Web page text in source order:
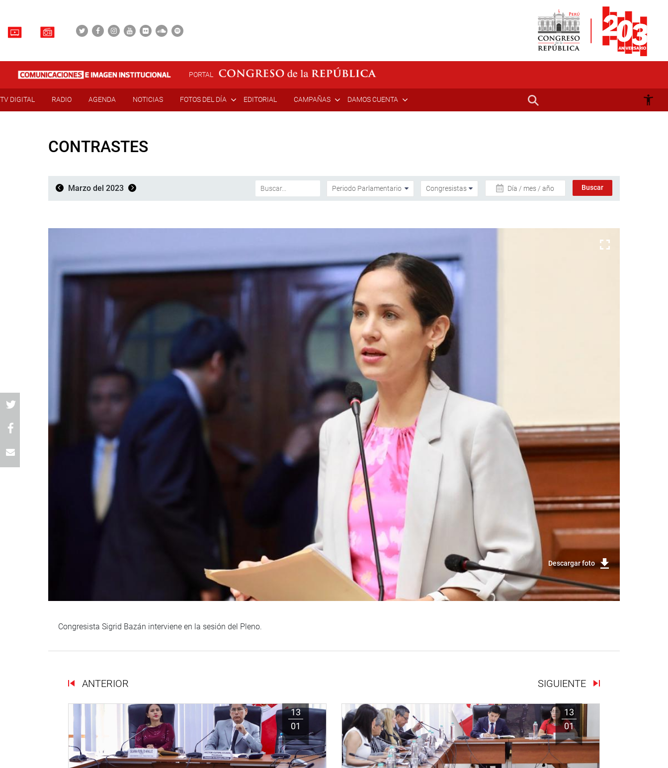
PORTAL
TV DIGITAL RADIO AGENDA NOTICIAS FOTOS DEL DÍA EDITORIAL CAMPAÑAS DAMOS CUENTA
CONTRASTES
Marzo del 2023 Día / mes / año
Descargar foto
Congresista Sigrid Bazán interviene en la sesión del Pleno.
ANTERIOR SIGUIENTE
13
01
13
01